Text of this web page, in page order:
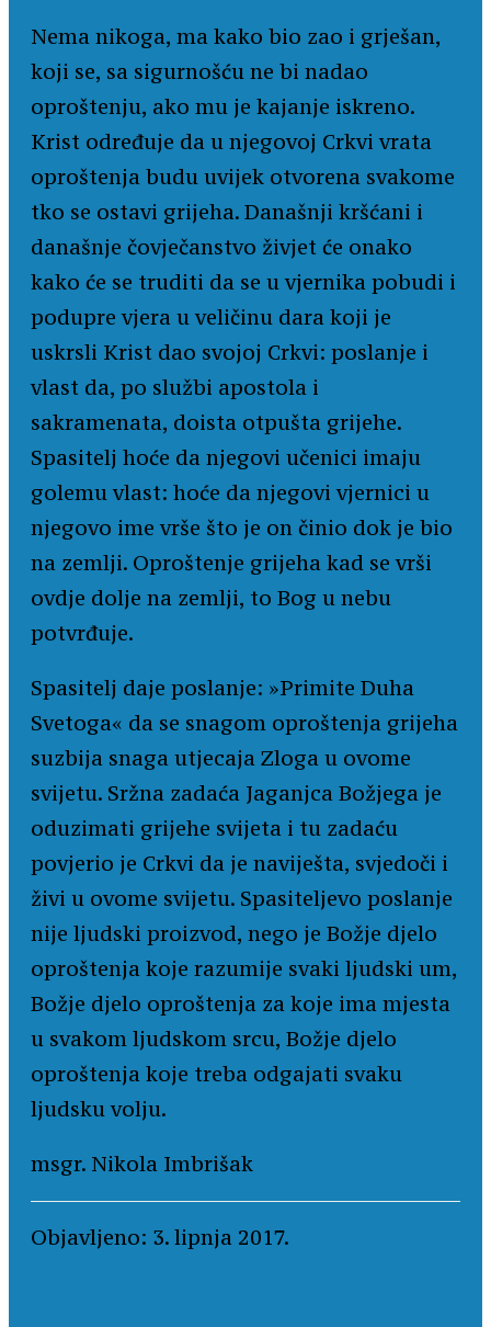
Nema nikoga, ma kako bio zao i grješan,
koji se, sa sigurnošću ne bi nadao
oproštenju, ako mu je kajanje iskreno.
Krist određuje da u njegovoj Crkvi vrata
oproštenja budu uvijek otvorena svakome
tko se ostavi grijeha. Današnji kršćani i
današnje čovječanstvo živjet će onako
kako će se truditi da se u vjernika pobudi i
podupre vjera u veličinu dara koji je
uskrsli Krist dao svojoj Crkvi: poslanje i
vlast da, po službi apostola i
sakramenata, doista otpušta grijehe.
Spasitelj hoće da njegovi učenici imaju
golemu vlast: hoće da njegovi vjernici u
njegovo ime vrše što je on činio dok je bio
na zemlji. Oproštenje grijeha kad se vrši
ovdje dolje na zemlji, to Bog u nebu
potvrđuje.
Spasitelj daje poslanje: »Primite Duha
Svetoga« da se snagom oproštenja grijeha
suzbija snaga utjecaja Zloga u ovome
svijetu. Sržna zadaća Jaganjca Božjega je
oduzimati grijehe svijeta i tu zadaću
povjerio je Crkvi da je naviješta, svjedoči i
živi u ovome svijetu. Spasiteljevo poslanje
nije ljudski proizvod, nego je Božje djelo
oproštenja koje razumije svaki ljudski um,
Božje djelo oproštenja za koje ima mjesta
u svakom ljudskom srcu, Božje djelo
oproštenja koje treba odgajati svaku
ljudsku volju.
msgr. Nikola Imbrišak
Objavljeno: 3. lipnja 2017.